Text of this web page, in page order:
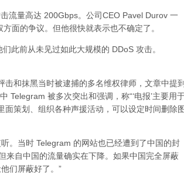
流量高达 200Gbps。公司CEO Pavel Durov 一
面的争议。但他很快就表示也不确定了。
此前从未见过如此大规模的 DDoS 攻击。
和抹黑当时被逮捕的多名维权律师，文章中提到
Telegram 被多次突出和强调，称“‘电报’主要用
策划、组织各种声援活动，可以设定时间删除图
。当时 Telegram 的网站也已经遭到了中国的封
来自中国的流量确实在下降。如果中国完全屏蔽
们屏蔽好了。”